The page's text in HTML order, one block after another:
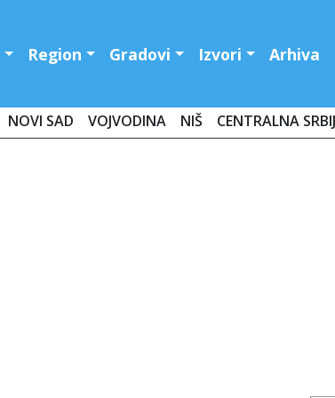
Region Gradovi Izvori Arhiva
NOVI SAD VOJVODINA NIŠ CENTRALNA